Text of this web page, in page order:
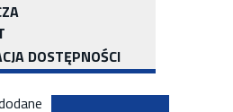
DOSTĘPNOŚCI